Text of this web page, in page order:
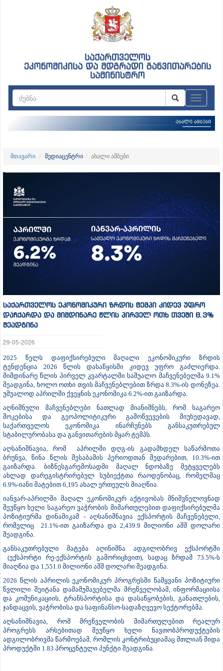
საქართველოს
ეკონომიკისა და მდგრადი განვითარების
სამინისტრო
მთავარი მედიაცენტრი ახალი ამბები
საქართველოს ეკონომიკური ზრდის ტემპი კიდევ უფრო
დაჩქარდა და მიმდინარე წლის პირველ ოთხ თვეში 8.3%
შეადგინა
29-05-2026
2025 წელს დაფიქსირებული მაღალი ეკონომიკური ზრდის
ტენდენცია 2026 წლის დასაწყისში კიდევ უფრო გაძლიერდა.
მიმდინარე წლის პირველ კვარტალში საშუალო მაჩვენებელმა 9.1%
შეადგინა, ხოლო ოთხი თვის მაჩვენებლებით ზრდა 8.3%-ის დონეზეა.
უშუალოდ აპრილში ქვეყნის ეკონომიკა 6.2%-ით გაიზარდა.
აღნიშნული მაჩვენებლები ნათლად მიანიშნებს, რომ საგარეო
შოკებისა და გეოპოლიტიკური გამოწვევების მიუხედავად,
საქართველოს ეკონომიკა ინარჩუნებს განსაკუთრებულ
სტაბილურობასა და განვითარების მყარ ტემპს.
აღსანიშნავია, რომ აპრილში დღგ-ის გადამხდელ საწარმოთა
ბრუნვა, წინა წლის შესაბამის პერიოდთან შედარებით, 10.3%-ით
გაიზარდა. ბიზნესგარემოსადმი მაღალ ნდობაზე მეტყველებს
ახლად დარეგისტრირებულ სუბიექტთა რაოდენობაც, რომელმაც
6.9%-იანი მატებით 6,195 ახალ ერთეულს მიაღწია.
იანვარ-აპრილში მაღალ ეკონომიკურ აქტივობას მნიშვნელოვნად
შეუწყო ხელი საგარეო ვაჭრობის მიმართულებით დაფიქსირებულმა
პოზიტიურმა დინამიკამ - აღსანიშნავია ექსპორტის მაჩვენებელი,
რომელიც 21.1%-ით გაიზარდა და 2,439.9 მილიონი აშშ დოლარი
შეადგინა.
განსაკუთრებული მატება აღინიშნა ადგილობრივ ექსპორტში
(ექსპორტი რე-ექსპორტის გამორიცხვით), სადაც ზრდამ 73.5%-ს
მიაღწია და 1,551.0 მილიონი აშშ დოლარი შეადგინა.
2026 წლის აპრილის ეკონომიკურ პროგრესში წამყვანი პოზიტიური
წვლილი შეიტანა დამამუშავებელმა მრეწველობამ, ინფორმაციისა
და კომუნიკაციის, ტრანსპორტისა და დასაწყობების, განათლების,
ჯანდაცვის, ვაჭრობისა და საფინანსო-სადაზღვევო სექტორებმა.
აღსანიშნავია, რომ მრეწველობის მიმართულებით რეალურ
პროგრესს არსებითად შეუწყო ხელი ნავთობპროდუქტების
ადგილობრივმა წარმოებამ, რომლის კონტრიბუციამაც მთლიან შიდა
პროდუქტში 1.83 პროცენტული პუნქტი შეადგინა.